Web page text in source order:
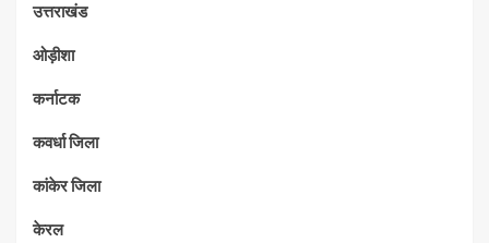
उत्तराखंड
ओड़ीशा
कर्नाटक
कवर्धा जिला
कांकेर जिला
केरल